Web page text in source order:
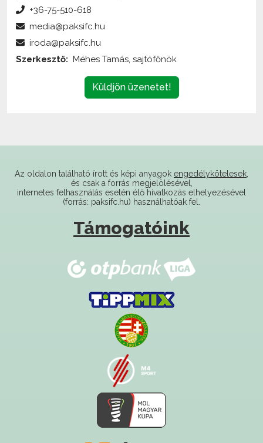
+36-75-510-618
media@paksifc.hu
iroda@paksifc.hu
Szerkesztő: Méhes Tamás, sajtófőnök
Küldjön üzenetet!
Az oldalon található írott és képi anyagok engedélykötelesek
és csak a forrás megjelölésével,
internetes felhasználás esetén élő hivatkozás elhelyezésével
(forrás: paksifc.hu) használhatóak fel.
Támogatóink